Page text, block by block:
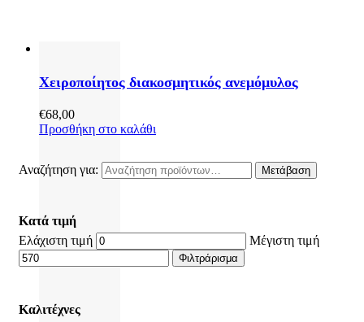
Χειροποίητος διακοσμητικός ανεμόμυλος
€68,00
Προσθήκη στο καλάθι
Αναζήτηση για: Μετάβαση
Κατά τιμή
Ελάχιστη τιμή
Μέγιστη τιμή
Φιλτράρισμα
Καλιτέχνες